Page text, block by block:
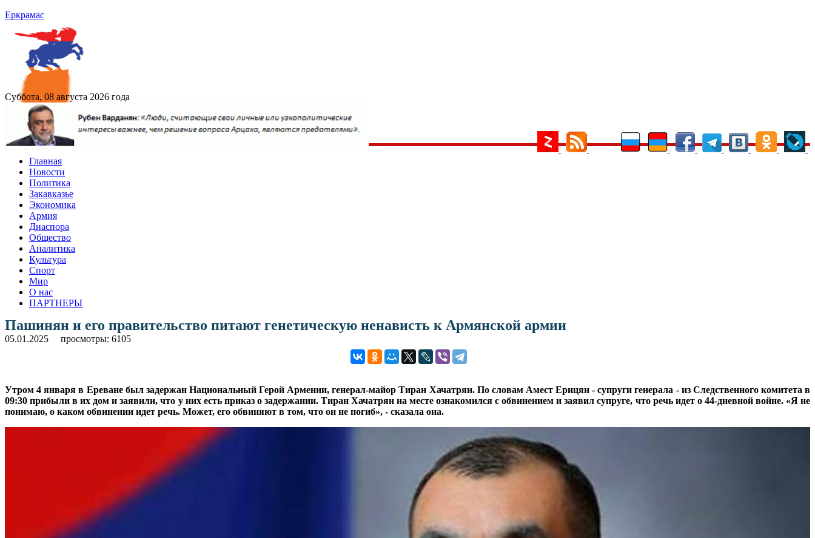
Еркрамас
Суббота, 08 августа 2026 года
Главная
Новости
Политика
Закавказье
Экономика
Армия
Диаспора
Общество
Аналитика
Культура
Спорт
Мир
О нас
ПАРТНЕРЫ
Пашинян и его правительство питают генетическую ненависть к Армянской армии
05.01.2025 просмотры: 6105
Утром 4 января в Ереване был задержан Национальный Герой Армении, генерал-майор Тиран Хачатрян. По словам Амест Ерицян - супруги генерала - из Следственного комитета в
09:30 прибыли в их дом и заявили, что у них есть приказ о задержании. Тиран Хачатрян на месте ознакомился с обвинением и заявил супруге, что речь идет о 44-дневной войне. «Я не
понимаю, о каком обвинении идет речь. Может, его обвиняют в том, что он не погиб», - сказала она.